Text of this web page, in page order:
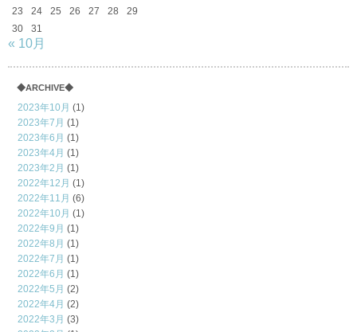
23
24 25 26 27 28
29
30
31
« 10月
◆ARCHIVE◆
2023年10月 (1)
2023年7月 (1)
2023年6月 (1)
2023年4月 (1)
2023年2月 (1)
2022年12月 (1)
2022年11月 (6)
2022年10月 (1)
2022年9月 (1)
2022年8月 (1)
2022年7月 (1)
2022年6月 (1)
2022年5月 (2)
2022年4月 (2)
2022年3月 (3)